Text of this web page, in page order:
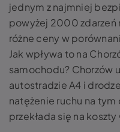
jednym z najmniej
powyżej 2000 zdarzeń
różne ceny w
Jak wpływa to na
samochodu? Chorzów
autostradzie A4 i
natężenie ruchu na
przekłada się na koszty